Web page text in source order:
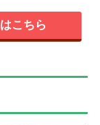
こちら